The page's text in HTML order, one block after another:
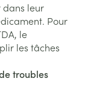
dans leur
Pour
le
les tâches
troubles